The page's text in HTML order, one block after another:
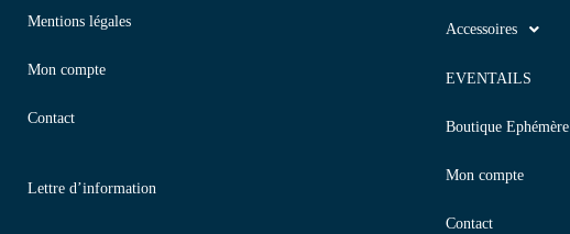
Mentions légales
Mon compte
Contact
Lettre d’information
Accessoires
EVENTAILS
Boutique Ephémère
Mon compte
Contact